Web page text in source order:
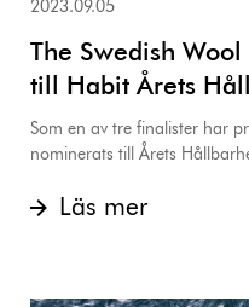
2023.09.05
The Swedish
till Habit Årets
Som en av tre finalister har
nominerats till Årets
Läs mer